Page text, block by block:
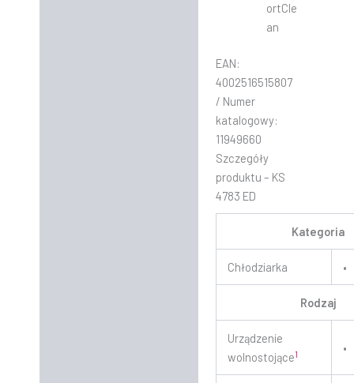
ortCle
an
EAN:
4002516515807
/ Numer
katalogowy:
11949660
Szczegóły
produktu – KS
4783 ED
Kategoria
Chłodziarka •
Rodzaj
Urządzenie
wolnostojące1 •